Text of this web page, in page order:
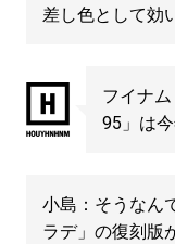
差し色として効
フイナ
95」は
小島：そうなん
ラデ」の復刻版